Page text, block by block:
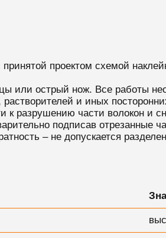
проектом схемой
или острый нож. Все работы
и иных
к разрушению части волокон и
подписав отрезанные
– не допускается